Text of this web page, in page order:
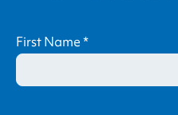
First Name*